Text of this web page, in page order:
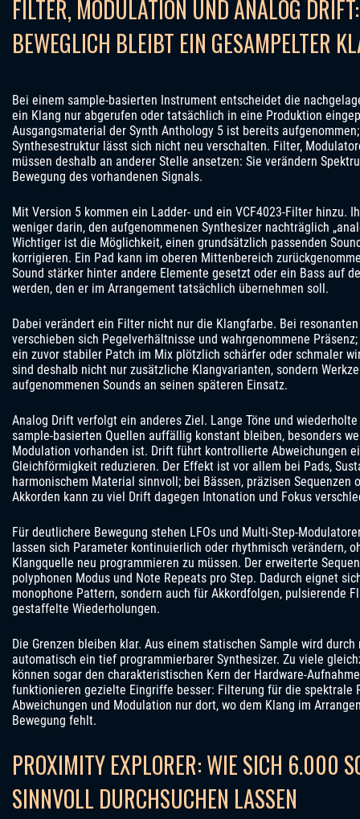
FILTER, MODULATION UND ANALOG
BEWEGLICH BLEIBT EIN GESAMPELTER
Bei einem sample-basierten Instrument entscheidet die
ein Klang nur abgerufen oder tatsächlich in eine Produktion
Ausgangsmaterial der Synth Anthology 5 ist bereits
Synthesestruktur lässt sich nicht neu verschalten. Filter,
müssen deshalb an anderer Stelle ansetzen: Sie verändern
Bewegung des vorhandenen Signals.
Mit Version 5 kommen ein Ladder- und ein VCF4023-Filter hinzu.
weniger darin, den aufgenommenen Synthesizer nachträglich
Wichtiger ist die Möglichkeit, einen grundsätzlich passenden
korrigieren. Ein Pad kann im oberen Mittenbereich
Sound stärker hinter andere Elemente gesetzt oder ein Bass auf
werden, den er im Arrangement tatsächlich übernehmen soll.
Dabei verändert ein Filter nicht nur die Klangfarbe. Bei
verschieben sich Pegelverhältnisse und wahrgenommene
ein zuvor stabiler Patch im Mix plötzlich schärfer oder schmaler
sind deshalb nicht nur zusätzliche Klangvarianten, sondern
aufgenommenen Sounds an seinen späteren Einsatz.
Analog Drift verfolgt ein anderes Ziel. Lange Töne und
sample-basierten Quellen auffällig konstant bleiben, besonders
Modulation vorhanden ist. Drift führt kontrollierte Abweichungen
Gleichförmigkeit reduzieren. Der Effekt ist vor allem bei Pads,
harmonischem Material sinnvoll; bei Bässen, präzisen Sequenzen
Akkorden kann zu viel Drift dagegen Intonation und Fokus
Für deutlichere Bewegung stehen LFOs und Multi-Step-
lassen sich Parameter kontinuierlich oder rhythmisch verändern,
Klangquelle neu programmieren zu müssen. Der erweiterte
polyphonen Modus und Note Repeats pro Step. Dadurch eignet
monophone Pattern, sondern auch für Akkordfolgen, pulsierende
gestaffelte Wiederholungen.
Die Grenzen bleiben klar. Aus einem statischen Sample wird
automatisch ein tief programmierbarer Synthesizer. Zu viele
können sogar den charakteristischen Kern der Hardware-
funktionieren gezielte Eingriffe besser: Filterung für die spektrale
Abweichungen und Modulation nur dort, wo dem Klang im
Bewegung fehlt.
PROXIMITY EXPLORER: WIE SICH 6.000
SINNVOLL DURCHSUCHEN LASSEN